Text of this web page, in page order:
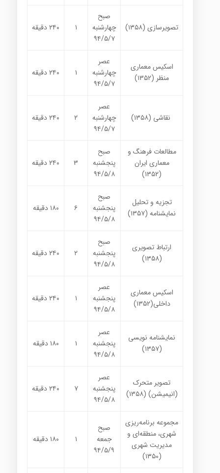
تصویرسازی(۱۳۵۸)
صبح
چهارشنبه
۹۴/۵/۷
۱ ۲۴۰دقیقه
اسکیس معماری
منظر (۱۳۵۲)
عصر
چهارشنبه
۹۴/۵/۷
۱ ۲۴۰دقیقه
نقاشی (۱۳۵۸)
عصر
چهارشنبه
۹۴/۵/۷
۲ ۲۴۰دقیقه
مطالعات فرهنگ و
معماری ایران
(۱۳۵۲)
صبح
پنجشنبه
۹۴/۵/۸
۳ ۲۴۰دقیقه
تجزیه و تحلیل
نمایشنامه (۱۳۵۷)
صبح
پنجشنبه
۹۴/۵/۸
۶ ۱۸۰دقیقه
ارتباط تصویری
(۱۳۵۸)
صبح
پنجشنبه
۹۴/۵/۸
۲ ۲۴۰دقیقه
اسکیس معماری
داخلی(۱۳۵۲)
عصر
پنجشنبه
۹۴/۵/۸
۱ ۲۴۰دقیقه
نمایشنامه نویسی
(۱۳۵۷)
عصر
پنجشنبه
۹۴/۵/۸
۱ ۱۸۰دقیقه
تصویر متحرک
(انیمیشن) (۱۳۵۸)
عصر
پنجشنبه
۹۴/۵/۸
۷ ۲۴۰دقیقه
مجموعه برنامه‌ریزی
شهری، منطقه‌ای و
مدیریت شهری
(۱۳۵۰)
صبح
جمعه
۹۴/۵/۹
۱ ۱۸۰دقیقه